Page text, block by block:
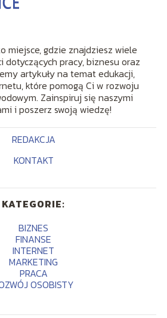
miejsce, gdzie znajdziesz wiele
dotyczących pracy, biznesu oraz
artykuły na temat edukacji,
które pomogą Ci w rozwoju
Zainspiruj się naszymi
i poszerz swoją wiedzę!
REDAKCJA
KONTAKT
KATEGORIE:
BIZNES
FINANSE
INTERNET
MARKETING
PRACA
OSOBISTY